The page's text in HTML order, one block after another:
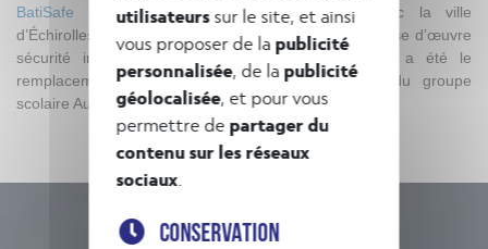
BatiSafe intervient également historiquement avec la ville
d’Échirolles pour des études d’ingénierie et des maîtrise d’œuvre
sécurité incendie. La dernière opération en date a été le
remplacement du système se sécurité incendie du groupe
scolaire Auguste Delaune réalisé cet été.
utilisateurssur le site, et ainsi
vous proposer de lapublicité
personnalisée, de lapublicité
géolocalisée, et pour vous
permettre de partager du
contenu sur les réseaux
sociaux
CONSERVATION